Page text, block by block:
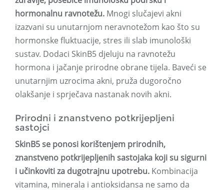
hormonalnu ravnotežu. Mnogi slučajevi akni
izazvani su unutarnjom neravnotežom kao što su
hormonske fluktuacije, stres ili slab imunološki
sustav. Dodaci SkinB5 djeluju na ravnotežu
hormona i jačanje prirodne obrane tijela. Baveći se
unutarnjim uzrocima akni, pruža dugoročno
olakšanje i sprječava nastanak novih akni.
Prirodni i znanstveno potkrijepljeni
sastojci
SkinB5 se ponosi korištenjem prirodnih,
znanstveno potkrijepljenih sastojaka koji su sigurni
i učinkoviti za dugotrajnu upotrebu. Kombinacija
vitamina, minerala i antioksidansa ne samo da